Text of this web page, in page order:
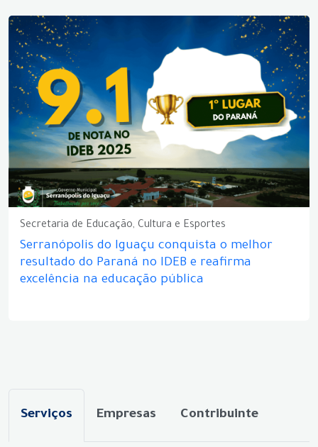
Secretaria de Educação, Cultura e Esportes
Serranópolis do Iguaçu conquista o melhor
resultado do Paraná no IDEB e reafirma
excelência na educação pública
Serviços Empresas Contribuinte